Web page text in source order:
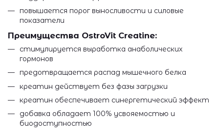
повышается порог выносливости и силовые
показатели
Преимущества OstroVit Creatine:
стимулируется выработка анаболических
гормонов
предотвращается распад мышечного белка
креатин действует без фазы загрузки
креатин обеспечивает синергетический эффект
добавка обладает 100% усвояемостью и
биодоступностью